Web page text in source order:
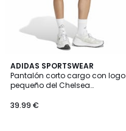
ADIDAS SPORTSWEAR
Pantalón corto cargo con logo
pequeño del Chelsea
39.99 €
4,9
/ 5